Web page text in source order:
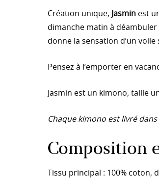
Création unique, Jasmin est
dimanche matin à déambuler
donne la sensation d’un
Pensez à l’emporter en
Jasmin est un kimono, taille
Chaque kimono est livré
Composition
Tissu principal : 100% coton,